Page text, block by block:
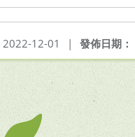
發佈日期：
2022-12-01 |